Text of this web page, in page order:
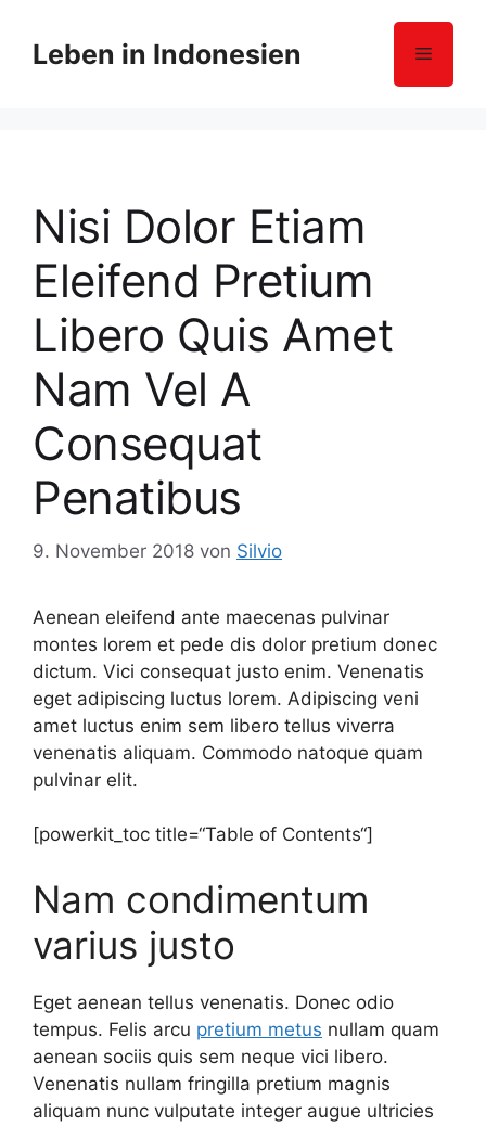
Leben in Indonesien Menü
Nisi Dolor Etiam
Eleifend Pretium
Libero Quis Amet
Nam Vel A
Consequat
Penatibus
9. November 2018 von Silvio
Aenean eleifend ante maecenas pulvinar
montes lorem et pede dis dolor pretium donec
dictum. Vici consequat justo enim. Venenatis
eget adipiscing luctus lorem. Adipiscing veni
amet luctus enim sem libero tellus viverra
venenatis aliquam. Commodo natoque quam
pulvinar elit.
[powerkit_toc title=“Table of Contents“]
Nam condimentum
varius justo
Eget aenean tellus venenatis. Donec odio
tempus. Felis arcu pretium metus nullam quam
aenean sociis quis sem neque vici libero.
Venenatis nullam fringilla pretium magnis
aliquam nunc vulputate integer augue ultricies